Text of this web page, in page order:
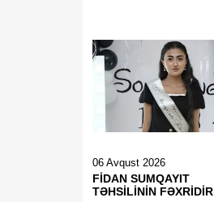
06 Avqust 2026
FİDAN SUMQAYIT
TƏHSİLİNİN FƏXRİDİR